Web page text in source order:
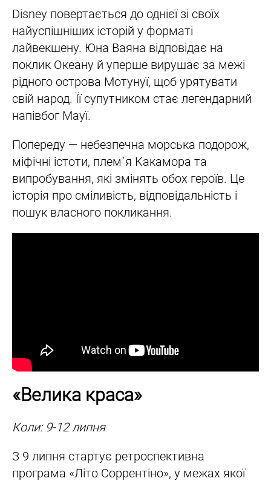
Disney повертається до однієї зі своїх
найуспішніших історій у форматі
лайвекшену. Юна Ваяна відповідає на
поклик Океану й уперше вирушає за межі
рідного острова Мотунуї, щоб урятувати
свій народ. Її супутником стає легендарний
напівбог Мауї.
Попереду — небезпечна морська подорож,
міфічні істоти, плем`я Какамора та
випробування, які змінять обох героїв. Це
історія про сміливість, відповідальність і
пошук власного покликання.
«Велика краса»
Коли: 9-12 липня
З 9 липня стартує ретроспективна
програма «Літо Соррентіно», у межах якої